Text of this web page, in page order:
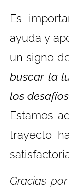
Es
ayuda y
un signo
buscar la
los
Estamos
trayecto
Gracias